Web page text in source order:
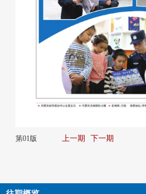
第01版 上一期 下一期